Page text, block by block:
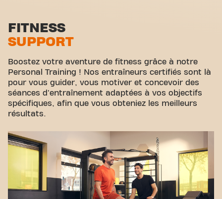
communauté se rejoignent.
Zone d'étirement
Cyclisme virtuel
Visite guidée
FITNESS
SUPPORT
Boostez votre aventure de fitness grâce à notre
Personal Training ! Nos entraîneurs certifiés sont là
pour vous guider, vous motiver et concevoir des
séances d'entraînement adaptées à vos objectifs
spécifiques, afin que vous obteniez les meilleurs
résultats.